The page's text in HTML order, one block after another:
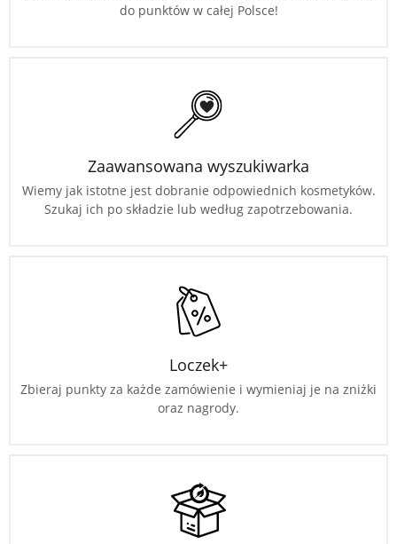
do punktów w całej Polsce!
Zaawansowana wyszukiwarka
Wiemy jak istotne jest dobranie odpowiednich kosmetyków.
Szukaj ich po składzie lub według zapotrzebowania.
Loczek+
Zbieraj punkty za każde zamówienie i wymieniaj je na zniżki
oraz nagrody.